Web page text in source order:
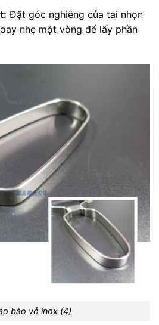
Đặt góc nghiêng của tai nhọn
nhẹ một vòng để lấy phần
bào vỏ inox (4)